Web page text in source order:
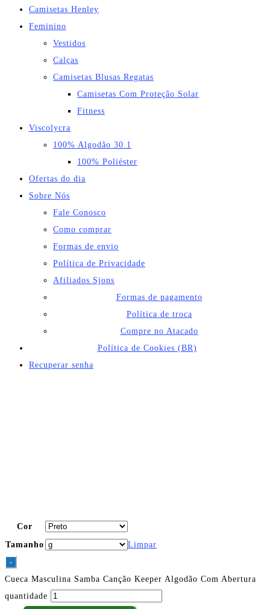
Camisetas Henley
Feminino
Vestidos
Calças
Camisetas Blusas Regatas
Camisetas Com Proteção Solar
Fitness
Viscolycra
100% Algodão 30.1
100% Poliéster
Ofertas do dia
Sobre Nós
Fale Conosco
Como comprar
Formas de envio
Política de Privacidade
Afiliados Sjons
Formas de pagamento
Política de troca
Compre no Atacado
Política de Cookies (BR)
Recuperar senha
Cor
Tamanho
Limpar
-
Cueca Masculina Samba Canção Keeper Algodão Com Abertura
quantidade